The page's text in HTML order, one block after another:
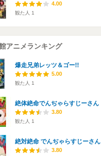
4.00
観た人 1
アニメランキング
爆走兄弟レッツ＆ゴー!!
5.00
観た人 1
絶体絶命でんぢゃらすじーさん
3.80
観た人 1
絶対絶命 でんぢゃらすじーさん
3.80